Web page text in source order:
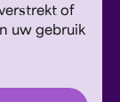
of
uw gebruik
wijzigen
© philzuid